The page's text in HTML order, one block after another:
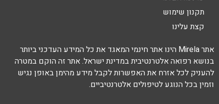
תקנון שימוש
קצת עלינו
אתר Mirela הינו אתר חינמי המאגד את כל המידע העדכני ביותר
בנושא רפואה אלטרנטיבית במדינת ישראל. אתר זה הוקם במטרה
להעניק לכל אזרח את האפשרות לקבל מידע מהימן באופן נגיש
וזמין בכל הנוגע לטיפולים אלטרנטיביים.